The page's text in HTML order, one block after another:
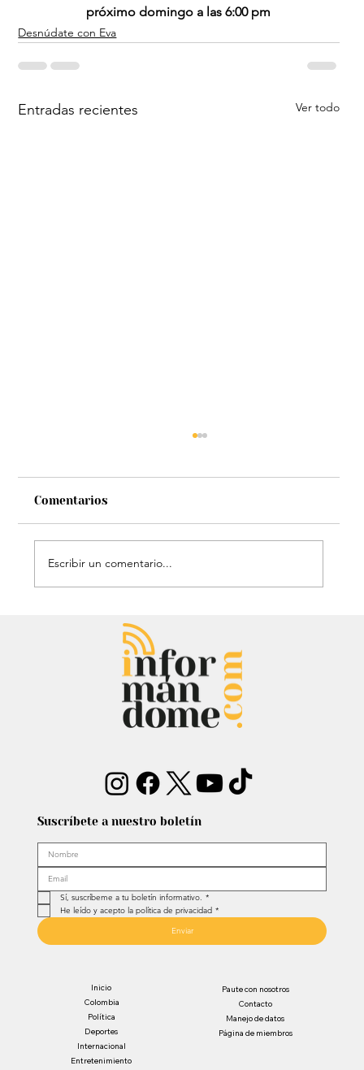
próximo domingo a las 6:00 pm
Desnúdate con Eva
Entradas recientes Ver todo
Entrevista: Sergio Fajardo y Edna
Bonilla aseguran superar las
encuestas y dar la sorpresa
Comentarios
Escribir un comentario...
Suscríbete a nuestro boletín
Sí, suscríbeme a tu boletín informativo. *
He leído y acepto la política de privacidad *
Enviar
Inicio
Colombia
Política
Deportes
Internacional
Entretenimiento
Paute con nosotros
Contacto
Manejo de datos
Página de miembros